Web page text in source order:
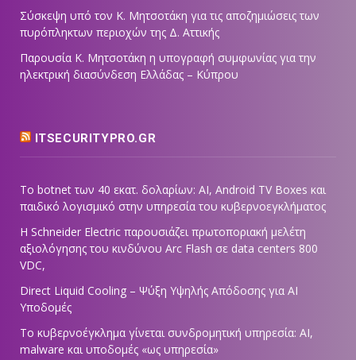
Σύσκεψη υπό τον Κ. Μητσοτάκη για τις αποζημιώσεις των
πυρόπληκτων περιοχών της Δ. Αττικής
Παρουσία Κ. Μητσοτάκη η υπογραφή συμφωνίας για την
ηλεκτρική διασύνδεση Ελλάδας – Κύπρου
ITSECURITYPRO.GR
Το botnet των 40 εκατ. δολαρίων: AI, Android TV Boxes και
παιδικό λογισμικό στην υπηρεσία του κυβερνοεγκλήματος
Η Schneider Electric παρουσιάζει πρωτοποριακή μελέτη
αξιολόγησης του κινδύνου Arc Flash σε data centers 800
VDC,
Direct Liquid Cooling – Ψύξη Υψηλής Απόδοσης για AI
Υποδομές
Το κυβερνοέγκλημα γίνεται συνδρομητική υπηρεσία: AI,
malware και υποδομές «ως υπηρεσία»